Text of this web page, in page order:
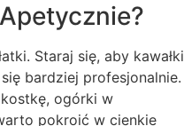
Staraj się, aby kawałki
bardziej profesjonalnie.
ogórki w
pokroić w cienkie